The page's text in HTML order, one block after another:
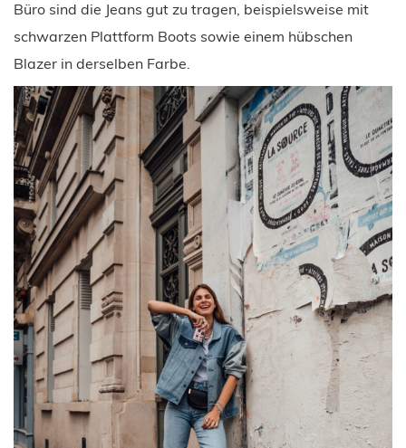
Büro sind die Jeans gut zu tragen, beispielsweise mit
schwarzen Plattform Boots sowie einem hübschen
Blazer in derselben Farbe.